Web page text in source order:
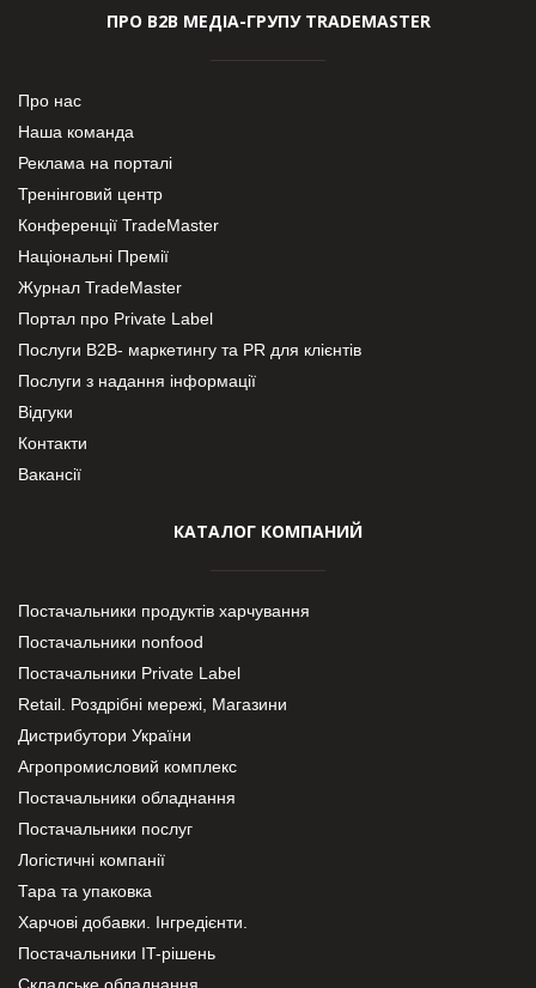
ПРО В2В МЕДІА-ГРУПУ TRADEMASTER
Про нас
Наша команда
Реклама на порталі
Тренінговий центр
Конференції TradeMaster
Національні Премії
Журнал TradeMaster
Портал про Private Label
Послуги В2В- маркетингу та PR для клієнтів
Послуги з надання інформації
Відгуки
Контакти
Вакансії
КАТАЛОГ КОМПАНИЙ
Постачальники продуктів харчування
Постачальники nonfood
Постачальники Private Label
Retail. Роздрібні мережі, Магазини
Дистрибутори України
Агропромисловий комплекс
Постачальники обладнання
Постачальники послуг
Логістичні компанії
Тара та упаковка
Харчові добавки. Інгредієнти.
Постачальники IT-рішень
Складське обладнання